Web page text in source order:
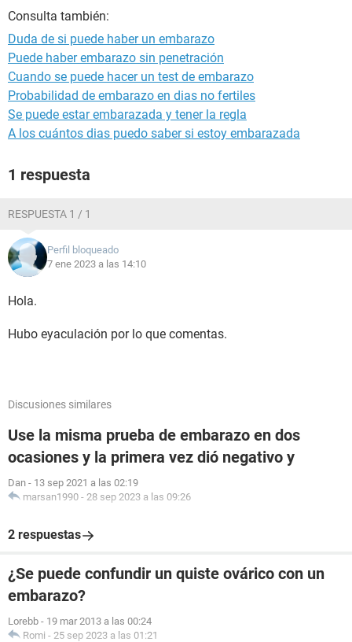
que sale como una gelatina blanca quisiera saber si es
semen o si puedo quedar embarazada? La pregunta sería si
sigo siendo virgen y si puedo quedar embarazada
Consulta también:
Duda de si puede haber un embarazo
Puede haber embarazo sin penetración
Cuando se puede hacer un test de embarazo
Probabilidad de embarazo en dias no fertiles
Se puede estar embarazada y tener la regla
A los cuántos dias puedo saber si estoy embarazada
1 respuesta
RESPUESTA 1 / 1
Perfil bloqueado
7 ene 2023 a las 14:10
Hola.
Hubo eyaculación por lo que comentas.
Discusiones similares
Use la misma prueba de embarazo en dos
ocasiones y la primera vez dió negativo y
Dan - 13 sep 2021 a las 02:19
marsan1990 - 28 sep 2023 a las 09:26
2 respuestas
¿Se puede confundir un quiste ovárico con un
embarazo?
Lorebb - 19 mar 2013 a las 00:24
Romi - 25 sep 2023 a las 01:21